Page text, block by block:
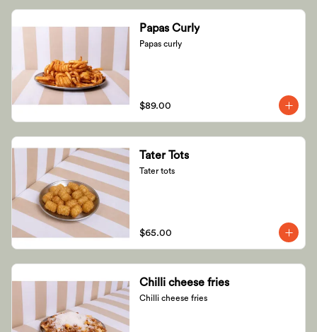
Papas Curly
Papas curly
$89.00
Tater Tots
Tater tots
$65.00
Chilli cheese fries
Chilli cheese fries